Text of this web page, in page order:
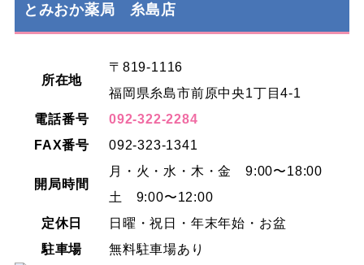
とみおか薬局 糸島店
所在地
〒819-1116
福岡県糸島市前原中央1丁目4-1
電話番号
092-322-2284
FAX番号
092-323-1341
開局時間
月・火・水・木・金 9:00〜18:00
土 9:00〜12:00
定休日
日曜・祝日・年末年始・お盆
駐車場
無料駐車場あり